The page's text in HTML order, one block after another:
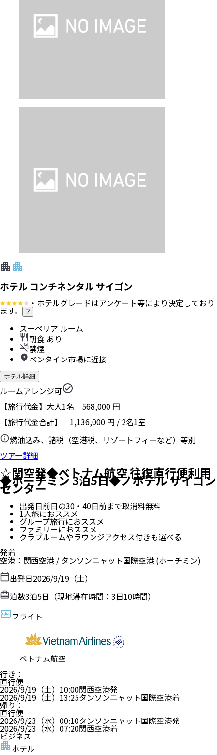
ホテル コンチネンタル サイゴン
・ホテルグレードはアンケート等により決定しており
ます。 ?
スーペリア ルーム
朝食 あり
禁煙
ベンタイン市場に近接
ホテル詳細
ルームアレンジ可
【旅行代金】大人1名 568,000 円
【旅行代金合計】 1,136,000 円 / 2名1室
燃油込み、諸税（空港税、リゾートフィーなど）等別
ツアー詳細
☆関空発◆ベトナム航空 往復直行便利用
◆ホーチミン 3泊5日◆ノボテル サイゴン
センター
出発日前日の30・40日前まで取消料無料
1人旅におススメ
グループ旅行におススメ
ファミリーにおススメ
クラブルームやラウンジアクセス付きも選べる
発着
空港 ： 関西空港 / タンソンニャット国際空港 (ホーチミン)
出発日2026/9/19（土）
泊数3泊5日（現地滞在時間： 3日10時間）
フライト
ベトナム航空
行き ：
直行便
2026/9/19（土） 10:00関西空港発
2026/9/19（土） 13:25タンソンニャット国際空港着
帰り ：
直行便
2026/9/23（水） 00:10タンソンニャット国際空港発
2026/9/23（水） 07:20関西空港着
ビジネス
ホテル